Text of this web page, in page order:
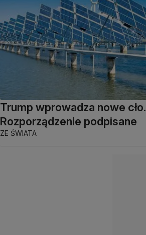
Trump wprowadza nowe cło.
Rozporządzenie podpisane
ZE ŚWIATA